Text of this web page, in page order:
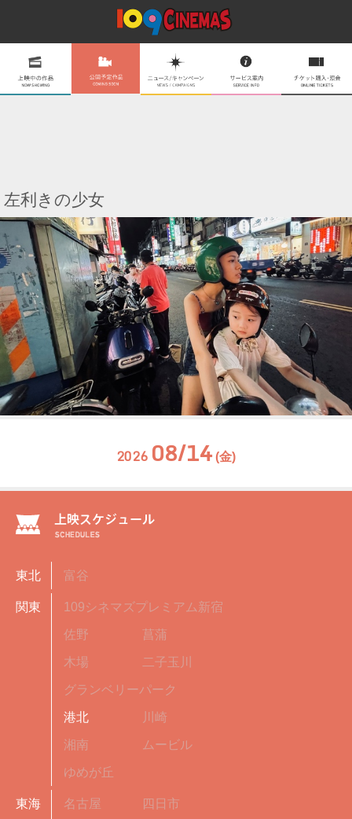
左利きの少女
2026 08/14 (金)
東北 富谷
関東 109シネマズプレミアム新宿
佐野 菖蒲
木場 二子玉川
グランベリーパーク
港北 川崎
湘南 ムービル
ゆめが丘
東海 名古屋 四日市